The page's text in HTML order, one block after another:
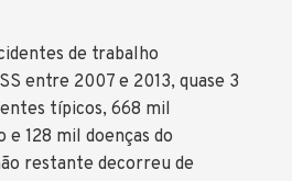
de trabalho
entre 2007 e 2013, quase 3
típicos, 668 mil
128 mil doenças do
restante decorreu de